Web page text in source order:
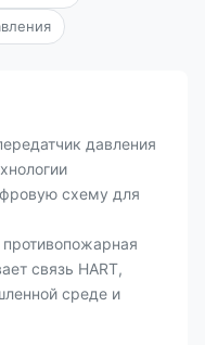
давления
схему для
связь HART,
среде и